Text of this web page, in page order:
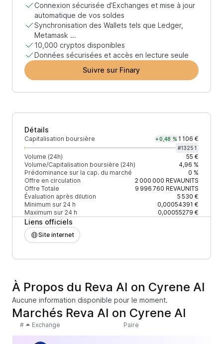
Connexion sécurisée d’Exchanges et mise à jour
automatique de vos soldes
Synchronisation des Wallets tels que Ledger,
Metamask ...
10,000 cryptos disponibles
Données sécurisées et accès en lecture seule
Suivre sur Finary
Détails
Capitalisation boursière +0,48 % 1 106 €
#13251
Volume (24h)
55 €
Volume/Capitalisation boursière (24h)
4,96 %
Prédominance sur la cap. du marché
0 %
Offre en circulation
2 000 000 REVAUNITS
Offre Totale
9 996 760 REVAUNITS
Évaluation après dilution
5 530 €
Minimum sur 24 h
0,00054391 €
Maximum sur 24 h
0,00055279 €
Liens officiels
Site internet
À Propos du Reva AI on Cyrene AI
Aucune information disponible pour le moment.
Marchés Reva AI on Cyrene AI
# Exchange Paire